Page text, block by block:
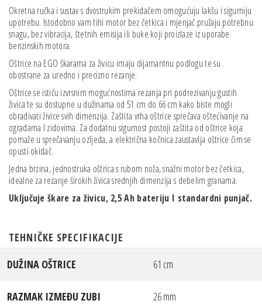
Okretna ručka i sustav s dvostrukim prekidačem omogućuju lakšu i sigurniju
upotrebu. Istodobno vam tihi motor bez četkica i mjenjač pružaju potrebnu
snagu, bez vibracija, štetnih emisija ili buke koji proizlaze iz uporabe
benzinskih motora.
Oštrice na EGO škarama za živicu imaju dijamantnu podlogu te su
obostrane za uredno i precizno rezanje.
Oštrice se ističu izvrsnim mogućnostima rezanja pri podrezivanju gustih
živica te su dostupne u dužinama od 51 cm do 66 cm kako biste mogli
obrađivati živice svih dimenzija. Zaštita vrha oštrice sprečava oštećivanje na
ogradama I zidovima. Za dodatnu sigurnost postoji zaštita od oštrice koja
pomaže u sprečavanju ozljeda, a električna kočnica zaustavlja oštrice čim se
opusti okidač.
Jedna brzina, jednostruka oštrica s rubom noža, snažni motor bez četkica,
idealne za rezanje širokih živica srednjih dimenzija s debelim granama.
Uključuje škare za živicu, 2,5 Ah bateriju I standardni punjač.
TEHNIČKE SPECIFIKACIJE
DUŽINA OŠTRICE
61 cm
RAZMAK IZMEĐU ZUBI 26 mm